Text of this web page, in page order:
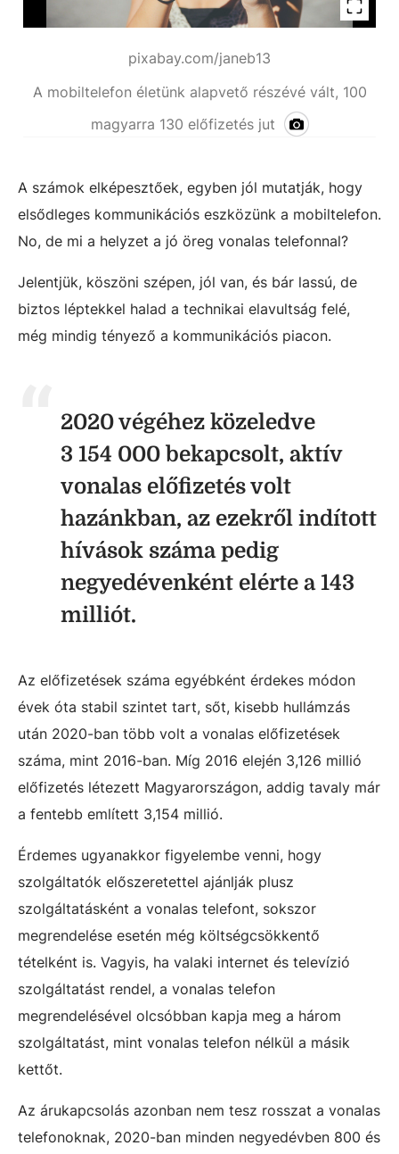
pixabay.com/janeb13
A mobiltelefon életünk alapvető részévé vált, 100
magyarra 130 előfizetés jut
A számok elképesztőek, egyben jól mutatják, hogy
elsődleges kommunikációs eszközünk a mobiltelefon.
No, de mi a helyzet a jó öreg vonalas telefonnal?
Jelentjük, köszöni szépen, jól van, és bár lassú, de
biztos léptekkel halad a technikai elavultság felé,
még mindig tényező a kommunikációs piacon.
2020 végéhez közeledve
3 154 000 bekapcsolt, aktív
vonalas előfizetés volt
hazánkban, az ezekről indított
hívások száma pedig
negyedévenként elérte a 143
milliót.
Az előfizetések száma egyébként érdekes módon
évek óta stabil szintet tart, sőt, kisebb hullámzás
után 2020-ban több volt a vonalas előfizetések
száma, mint 2016-ban. Míg 2016 elején 3,126 millió
előfizetés létezett Magyarországon, addig tavaly már
a fentebb említett 3,154 millió.
Érdemes ugyanakkor figyelembe venni, hogy
szolgáltatók előszeretettel ajánlják plusz
szolgáltatásként a vonalas telefont, sokszor
megrendelése esetén még költségcsökkentő
tételként is. Vagyis, ha valaki internet és televízió
szolgáltatást rendel, a vonalas telefon
megrendelésével olcsóbban kapja meg a három
szolgáltatást, mint vonalas telefon nélkül a másik
kettőt.
Az árukapcsolás azonban nem tesz rosszat a vonalas
telefonoknak, 2020-ban minden negyedévben 800 és